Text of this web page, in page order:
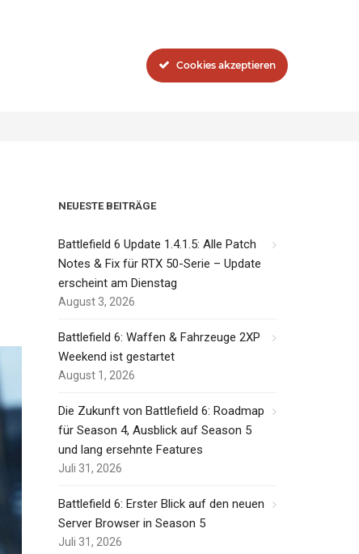
NEUESTE BEITRÄGE
Battlefield 6 Update 1.4.1.5: Alle Patch
Notes & Fix für RTX 50-Serie – Update
erscheint am Dienstag
August 3, 2026
Battlefield 6: Waffen & Fahrzeuge 2XP
Weekend ist gestartet
August 1, 2026
Die Zukunft von Battlefield 6: Roadmap
für Season 4, Ausblick auf Season 5
und lang ersehnte Features
Juli 31, 2026
Battlefield 6: Erster Blick auf den neuen
Server Browser in Season 5
Juli 31, 2026
Cookies akzeptieren